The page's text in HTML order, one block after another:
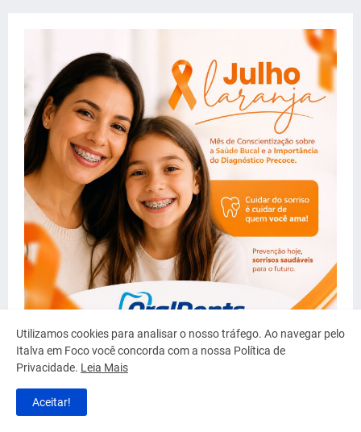
Utilizamos cookies para analisar o nosso tráfego. Ao navegar pelo
Italva em Foco você concorda com a nossa Política de
Privacidade. Leia Mais
Aceitar!